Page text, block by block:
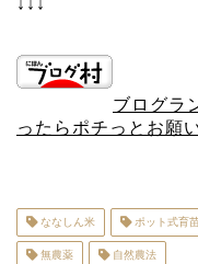
ブログラ
ったらポチっとお願
ななしん米 ポット式育
無農薬 自然農法